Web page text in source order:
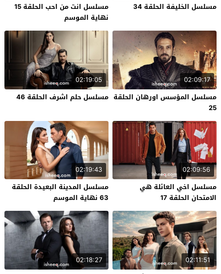
مسلسل الخليفة الحلقة 34
مسلسل انت من احب الحلقة 15
نهاية الموسم
02:09:17
مسلسل المؤسس اورهان الحلقة
25
02:19:05
مسلسل حلم اشرف الحلقة 46
02:09:56
مسلسل اخي العائلة هي
الامتحان الحلقة 17
02:19:43
مسلسل المدينة البعيدة الحلقة
63 نهاية الموسم
02:11:51
02:18:27